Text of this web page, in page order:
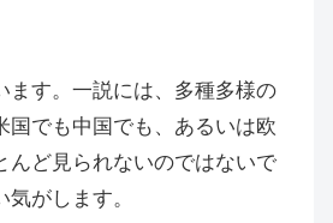
す。一説には、多種多様の
でも中国でも、あるいは欧
んど見られないのではないで
がします。